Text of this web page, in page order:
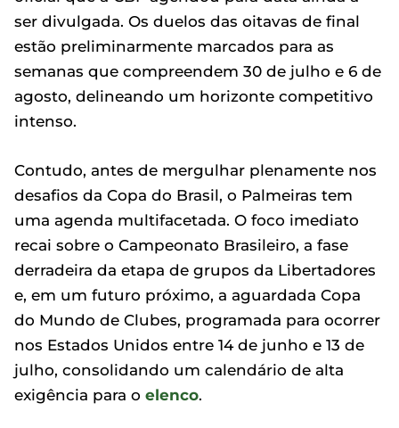
ser divulgada. Os duelos das oitavas de final
estão preliminarmente marcados para as
semanas que compreendem 30 de julho e 6 de
agosto, delineando um horizonte competitivo
intenso.
Contudo, antes de mergulhar plenamente nos
desafios da Copa do Brasil, o Palmeiras tem
uma agenda multifacetada. O foco imediato
recai sobre o Campeonato Brasileiro, a fase
derradeira da etapa de grupos da Libertadores
e, em um futuro próximo, a aguardada Copa
do Mundo de Clubes, programada para ocorrer
nos Estados Unidos entre 14 de junho e 13 de
julho, consolidando um calendário de alta
exigência para o elenco.